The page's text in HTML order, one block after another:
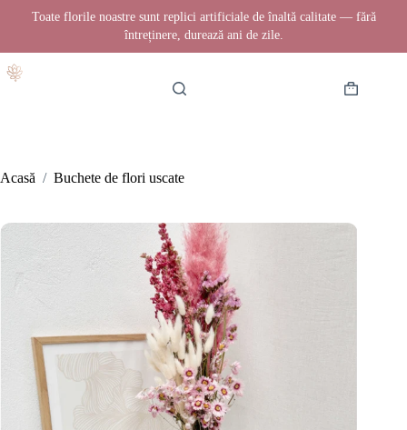
Toate florile noastre sunt replici artificiale de înaltă calitate — fără
întreținere, durează ani de zile.
la
Coș
Acasă / Buchete de flori uscate